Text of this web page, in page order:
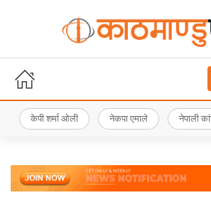
केपी शर्मा ओली नेकपा एमाले नेपाली